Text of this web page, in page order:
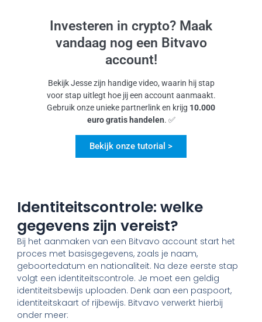
Investeren in crypto? Maak
vandaag nog een Bitvavo
account!
Bekijk Jesse zijn handige video, waarin hij stap
voor stap uitlegt hoe jij een account aanmaakt.
Gebruik onze unieke partnerlink en krijg 10.000
euro gratis handelen. ✅
Bekijk onze tutorial >
Identiteitscontrole: welke
gegevens zijn vereist?
Bij het aanmaken van een Bitvavo account start het
proces met basisgegevens, zoals je naam,
geboortedatum en nationaliteit. Na deze eerste stap
volgt een identiteitscontrole. Je moet een geldig
identiteitsbewijs uploaden. Denk aan een paspoort,
identiteitskaart of rijbewijs. Bitvavo verwerkt hierbij
onder meer: